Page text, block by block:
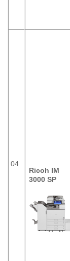
04
Ricoh IM
3000 SP